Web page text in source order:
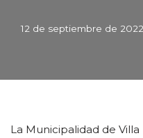
12 de septiembre de 2022
La Municipalidad de